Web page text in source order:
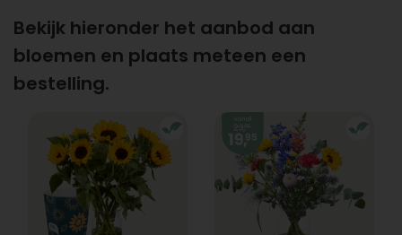
Bekijk hieronder het aanbod aan
bloemen en plaats meteen een
bestelling.